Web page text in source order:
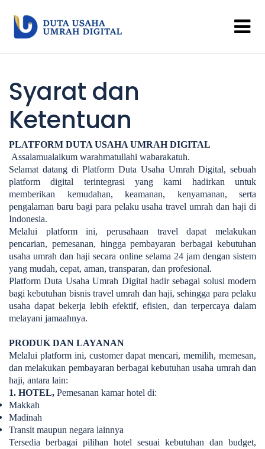
Syarat dan
Ketentuan
PLATFORM DUTA USAHA UMRAH DIGITAL
Assalamualaikum warahmatullahi wabarakatuh.
Selamat datang di Platform Duta Usaha Umrah Digital, sebuah
platform digital terintegrasi yang kami hadirkan untuk
memberikan kemudahan, keamanan, kenyamanan, serta
pengalaman baru bagi para pelaku usaha travel umrah dan haji di
Indonesia.
Melalui platform ini, perusahaan travel dapat melakukan
pencarian, pemesanan, hingga pembayaran berbagai kebutuhan
usaha umrah dan haji secara online selama 24 jam dengan sistem
yang mudah, cepat, aman, transparan, dan profesional.
Platform Duta Usaha Umrah Digital hadir sebagai solusi modern
bagi kebutuhan bisnis travel umrah dan haji, sehingga para pelaku
usaha dapat bekerja lebih efektif, efisien, dan terpercaya dalam
melayani jamaahnya.
PRODUK DAN LAYANAN
Melalui platform ini, customer dapat mencari, memilih, memesan,
dan melakukan pembayaran berbagai kebutuhan usaha umrah dan
haji, antara lain:
1. HOTEL, Pemesanan kamar hotel di:
Makkah
Madinah
Transit maupun negara lainnya
Tersedia berbagai pilihan hotel sesuai kebutuhan dan budget,